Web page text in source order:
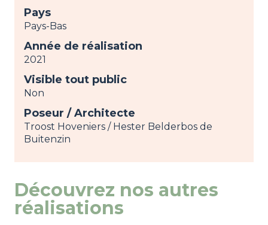
Pays
Pays-Bas
Année de réalisation
2021
Visible tout public
Non
Poseur / Architecte
Troost Hoveniers / Hester Belderbos de
Buitenzin
Découvrez nos autres
réalisations